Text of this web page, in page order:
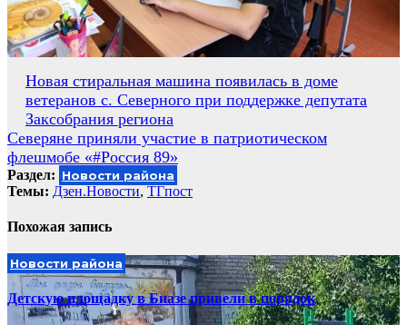
Навигация
по
записям
Новая стиральная машина появилась в доме
ветеранов с. Северного при поддержке депутата
Заксобрания региона
Северяне приняли участие в патриотическом
флешмобе «#Россия 89»
Раздел: Новости района
Темы: Дзен.Новости, ТГпост
Похожая запись
Новости района
Детскую площадку в Биазе привели в порядок